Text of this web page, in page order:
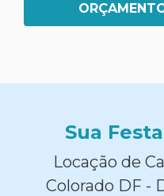
Sua
Locação de
Colorado DF -